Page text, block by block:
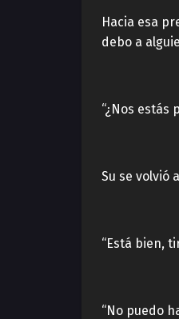
Hacia esa
debo a
“¿Nos
Su se volvió
“Está bien,
“No puedo